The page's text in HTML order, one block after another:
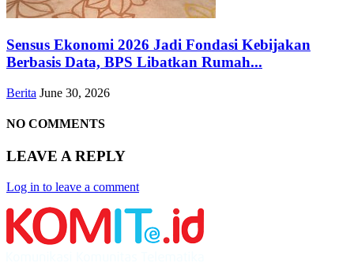
Sensus Ekonomi 2026 Jadi Fondasi Kebijakan
Berbasis Data, BPS Libatkan Rumah...
Berita June 30, 2026
NO COMMENTS
LEAVE A REPLY
Log in to leave a comment